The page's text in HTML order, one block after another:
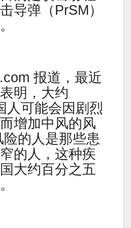
导弹（PrSM）
报道，最近
明，大约
人可能会因剧烈
增加中风的风
的人是那些患
的人，这种疾
大约百分之五